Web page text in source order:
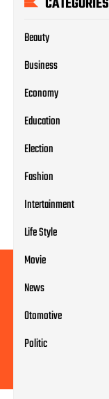
Beauty
Business
Economy
Education
Election
Fashion
Intertainment
Life Style
Movie
News
Otomotive
Politic